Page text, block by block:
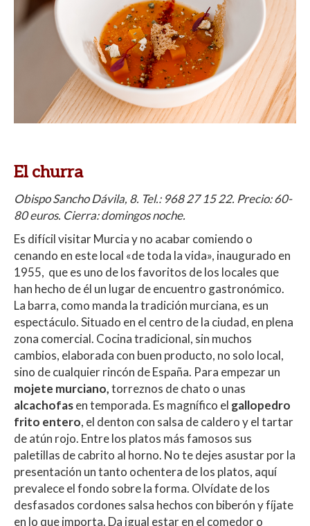
El churra
Obispo Sancho Dávila, 8. Tel.: 968 27 15 22. Precio: 60-
80 euros. Cierra: domingos noche.
Es difícil visitar Murcia y no acabar comiendo o
cenando en este local «de toda la vida», inaugurado en
1955, que es uno de los favoritos de los locales que
han hecho de él un lugar de encuentro gastronómico.
La barra, como manda la tradición murciana, es un
espectáculo. Situado en el centro de la ciudad, en plena
zona comercial. Cocina tradicional, sin muchos
cambios, elaborada con buen producto, no solo local,
sino de cualquier rincón de España. Para empezar un
mojete murciano,torreznos de chato o unas
alcachofasen temporada. Es magnífico el gallopedro
frito entero, el denton con salsa de caldero y el tartar
de atún rojo. Entre los platos más famosos sus
paletillas de cabrito al horno. No te dejes asustar por la
presentación un tanto ochentera de los platos, aquí
prevalece el fondo sobre la forma. Olvídate de los
desfasados cordones salsa hechos con biberón y fíjate
en lo que importa. Da igual estar en el comedor o